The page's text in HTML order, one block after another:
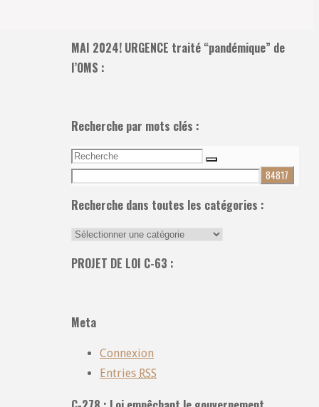
MAI 2024! URGENCE traité “pandémique” de
l’OMS :
Recherche par mots clés :
Recherche
pour:
Recherche
Recherche dans toutes les catégories :
Recherche
toutes
PROJET DE LOI C-63 :
Meta
Connexion
Entries RSS